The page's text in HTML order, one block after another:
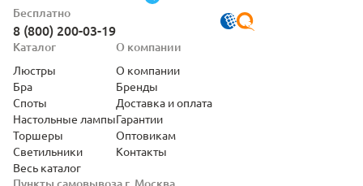
Бесплатно
8 (800) 200-03-19
Каталог
Люстры
Бра
Споты
Настольные лампы
Торшеры
Светильники
Весь каталог
О компании
О компании
Бренды
Доставка и оплата
Гарантии
Оптовикам
Контакты